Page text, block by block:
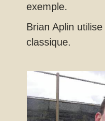
exemple.
Brian Aplin
classique.